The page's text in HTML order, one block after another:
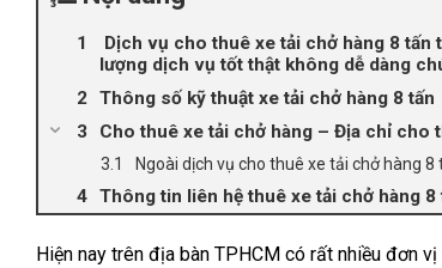
Dịch vụ cho thuê xe tải chở hàng 8
lượng dịch vụ tốt thật không dễ dàng
Thông số kỹ thuật xe tải chở hàng 8 tấn
Cho thuê xe tải chở hàng – Địa chỉ cho
Ngoài dịch vụ cho thuê xe tải chở hàng 8
Thông tin liên hệ thuê xe tải chở hàng 8
Hiện nay trên địa bàn TPHCM có rất nhiều đơn